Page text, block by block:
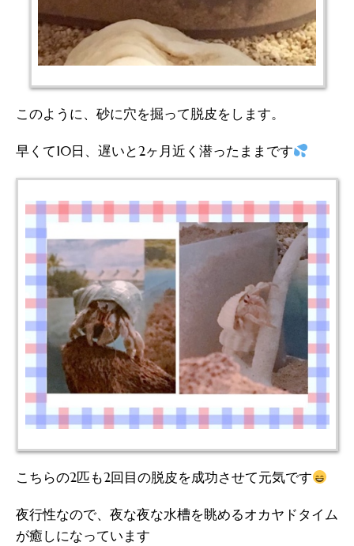
このように、砂に穴を掘って脱皮をします。
早くて10日、遅いと2ヶ月近く潜ったままです
こちらの2匹も2回目の脱皮を成功させて元気です
夜行性なので、夜な夜な水槽を眺めるオカヤドタイム
が癒しになっています